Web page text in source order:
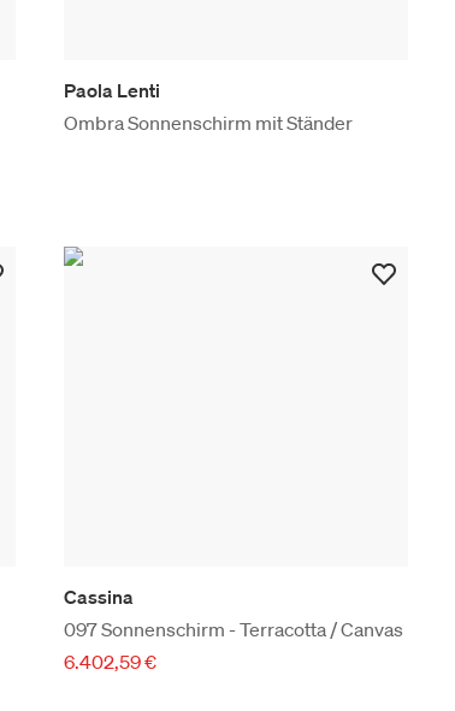
Paola Lenti
Ombra Sonnenschirm mit Ständer
Cassina
097 Sonnenschirm - Terracotta / Canvas
6.402,59 €